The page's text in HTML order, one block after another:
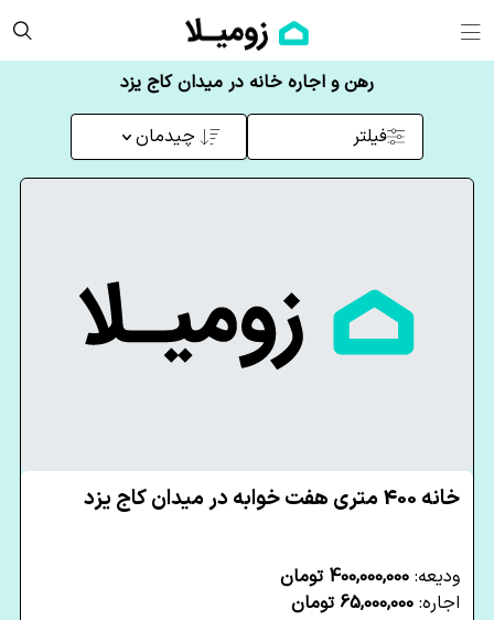
رهن و اجاره خانه در میدان کاج یزد
فیلتر چیدمان
خانه 400 متری هفت خوابه در میدان کاج یزد
ودیعه: 400,000,000 تومان
اجاره: 65,000,000 تومان